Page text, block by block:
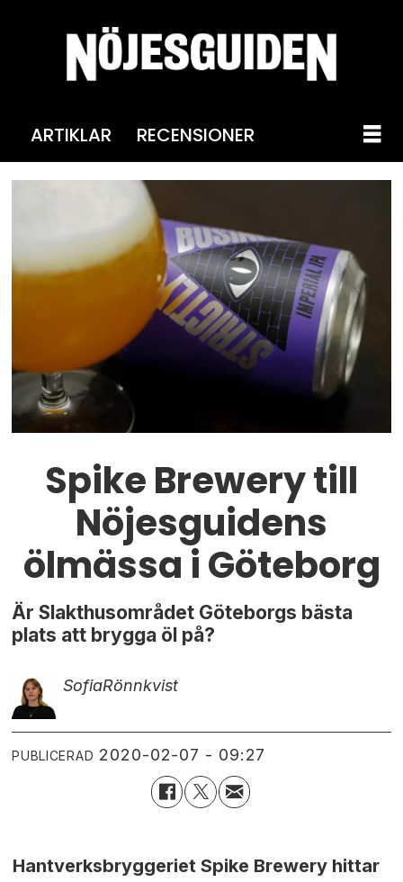
ARTIKLAR RECENSIONER
Spike Brewery till
Nöjesguidens
ölmässa i Göteborg
Är Slakthusområdet Göteborgs bästa
plats att brygga öl på?
SofiaRönnkvist
PUBLICERAD 2020-02-07 - 09:27
Hantverksbryggeriet Spike Brewery hittar